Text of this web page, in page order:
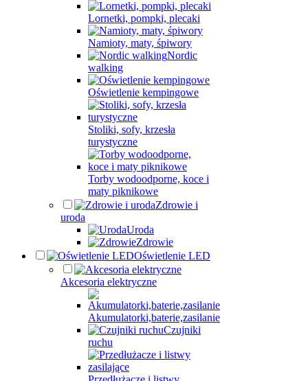
Lornetki, pompki, plecaki
Namioty, maty, śpiwory
Nordic
walking
Oświetlenie kempingowe
Stoliki, sofy, krzesła
turystyczne
Torby wodoodporne, koce i
maty piknikowe
Zdrowie i
uroda
Uroda
Zdrowie
Oświetlenie LED
Akcesoria elektryczne
Akumulatorki,baterie,zasilanie
Czujniki
ruchu